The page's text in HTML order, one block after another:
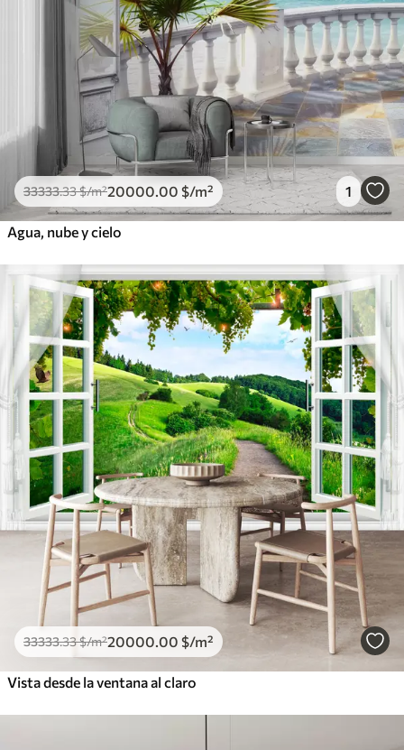
33333.33$/m²20000.00 $/m² 1
Agua, nube y cielo
33333.33$/m²20000.00 $/m²
Vista desde la ventana al claro